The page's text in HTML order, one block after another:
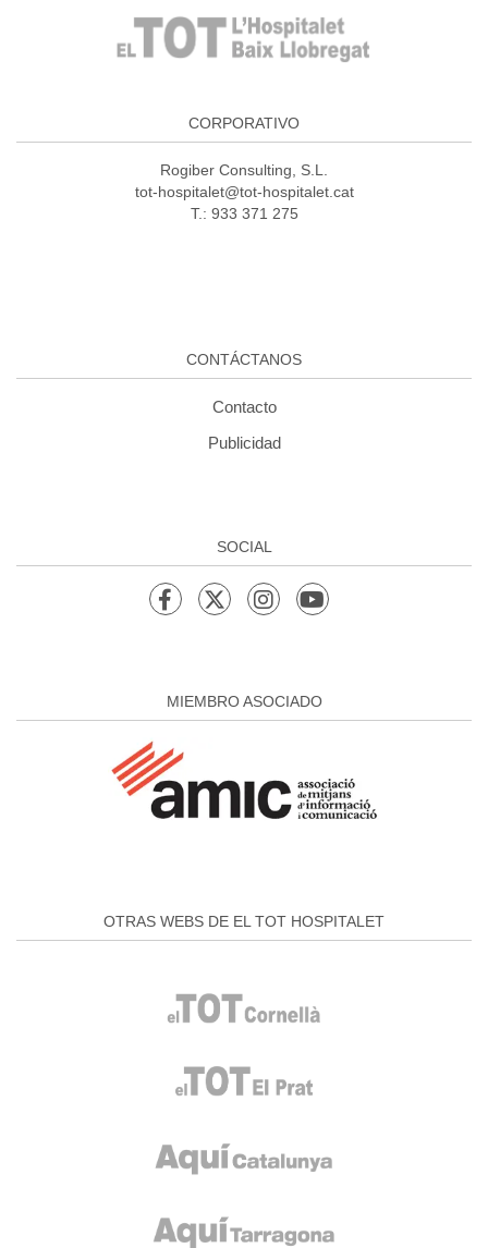
CORPORATIVO
Rogiber Consulting, S.L.
tot-hospitalet@tot-hospitalet.cat
T.: 933 371 275
CONTÁCTANOS
Contacto
Publicidad
SOCIAL
MIEMBRO ASOCIADO
OTRAS WEBS DE EL TOT HOSPITALET